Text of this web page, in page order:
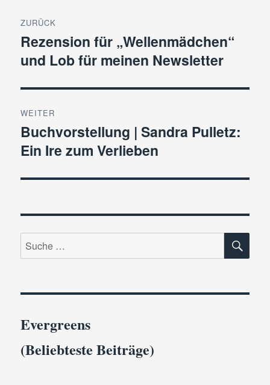
ZURÜCK
Vorheriger
Beitrag:
Rezension für „Wellenmädchen“
und Lob für meinen Newsletter
WEITER
Nächster
Beitrag:
Buchvorstellung | Sandra Pulletz:
Ein Ire zum Verlieben
Suche
nach:
Evergreens
(Beliebteste Beiträge)